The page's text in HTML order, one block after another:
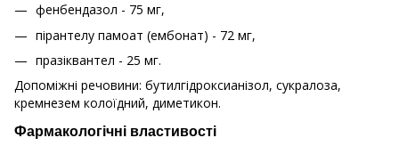
фенбендазол - 75 мг,
пірантелу памоат (ембонат) - 72 мг,
празіквантел - 25 мг.
Допоміжні речовини: бутилгідроксианізол, сукралоза,
кремнезем колоїдний, диметикон.
Фармакологічні властивості